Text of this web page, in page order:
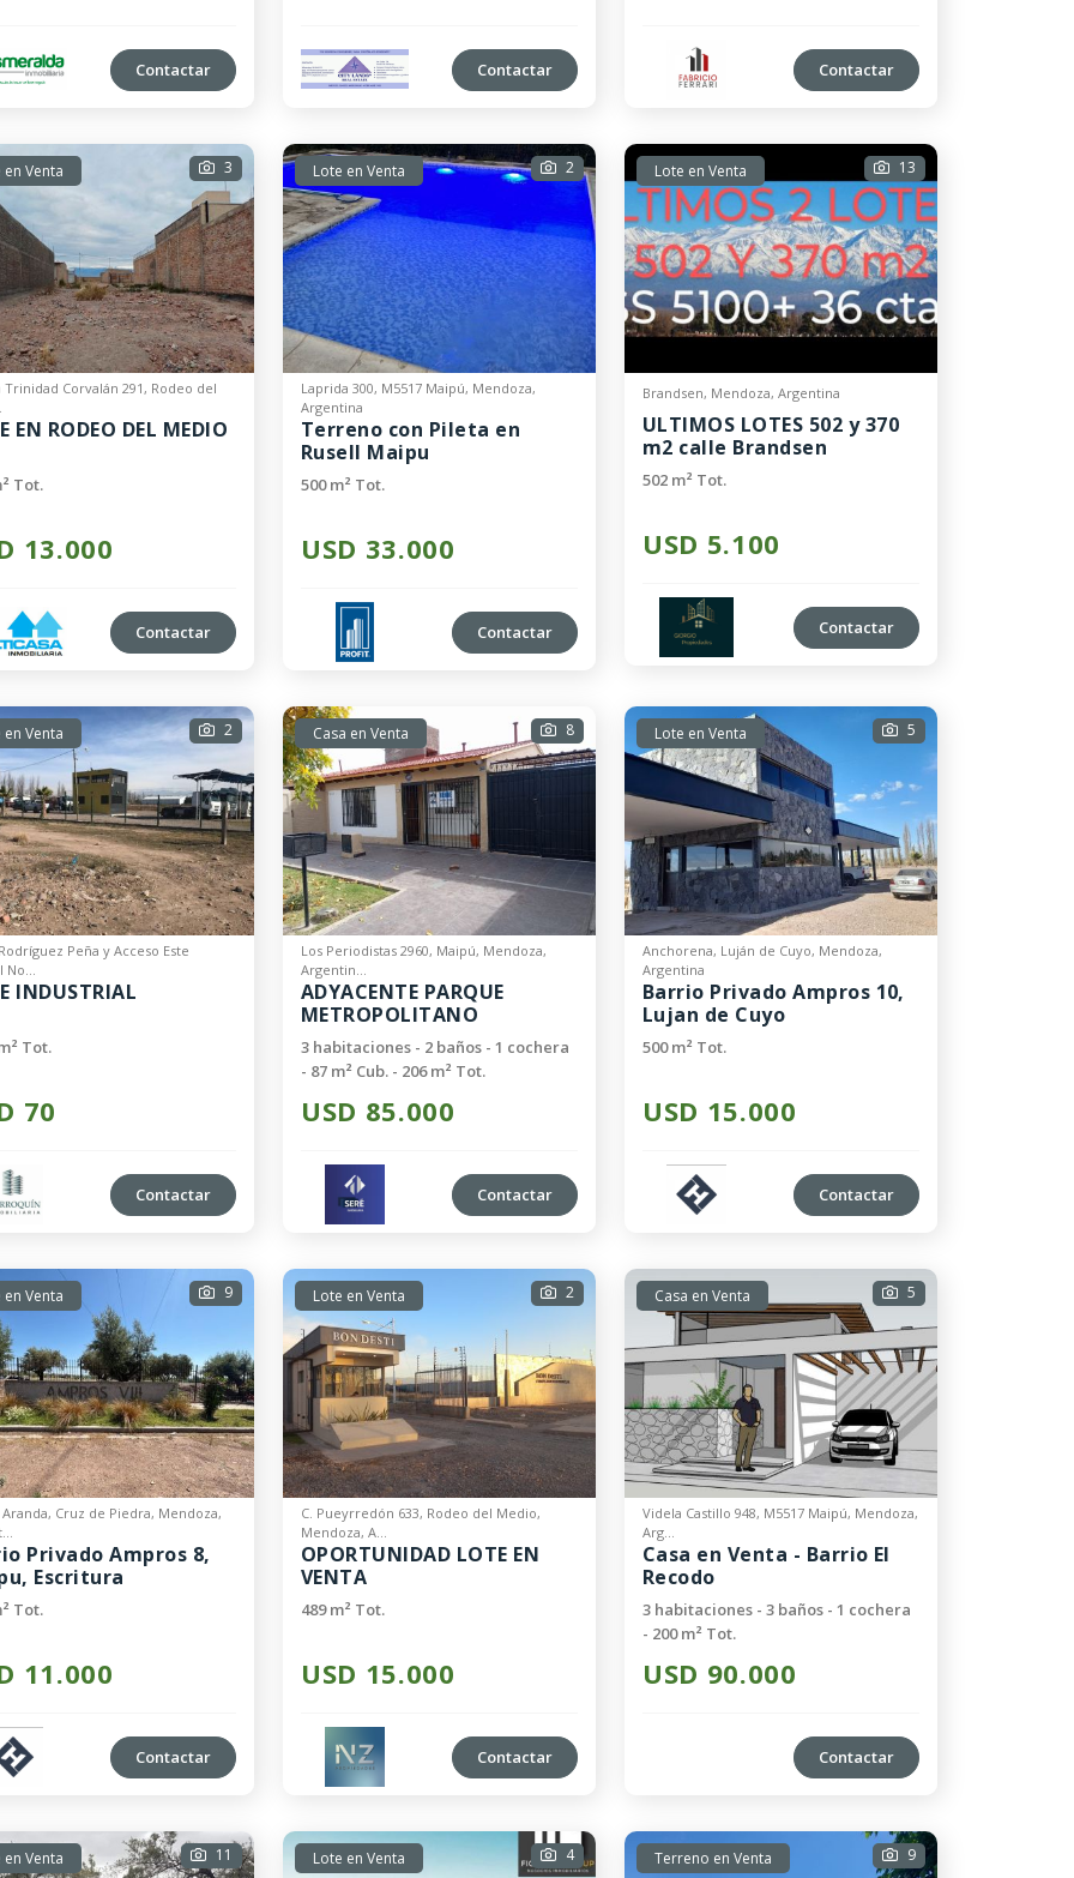
Contactar Contactar Contactar
en Venta 3
Trinidad Corvalán 291, Rodeo del
EN RODEO DEL MEDIO
Tot.
13.000
Contactar
Lote en Venta 2
Laprida 300, M5517 Maipú, Mendoza,
Argentina
Terreno con Pileta en
Rusell Maipu
500 m² Tot.
USD 33.000
Contactar
Lote en Venta 13
Brandsen, Mendoza, Argentina
ULTIMOS LOTES 502 y 370
m2 calle Brandsen
Construya YA!!
502 m² Tot.
USD 5.100
Contactar
en Venta 2
Peña y Acceso Este
INDUSTRIAL
Tot.
70
Contactar
Casa en Venta 8
Los Periodistas 2960, Maipú, Mendoza,
Argentin...
ADYACENTE PARQUE
METROPOLITANO
3 habitaciones - 2 baños - 1 cochera
- 87 m² Cub. - 206 m² Tot.
USD 85.000
Contactar
Lote en Venta 5
Anchorena, Luján de Cuyo, Mendoza,
Argentina
Barrio Privado Ampros 10,
Lujan de Cuyo
500 m² Tot.
USD 15.000
Contactar
en Venta 9
Cruz de Piedra, Mendoza,
Privado Ampros 8,
Escritura
Tot.
11.000
Contactar
Lote en Venta 2
C. Pueyrredón 633, Rodeo del Medio,
Mendoza, A...
OPORTUNIDAD LOTE EN
VENTA
489 m² Tot.
USD 15.000
Contactar
Casa en Venta 5
Videla Castillo 948, M5517 Maipú, Mendoza,
Arg...
Casa en Venta - Barrio El
Recodo
3 habitaciones - 3 baños - 1 cochera
- 200 m² Tot.
USD 90.000
Contactar
en Venta 11 Lote en Venta 4 Terreno en Venta 9